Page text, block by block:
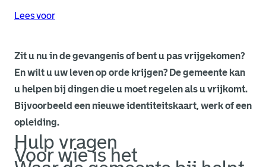
Lees voor
Zit u nu in de gevangenis of bent u pas vrijgekomen?
En wilt u uw leven op orde krijgen? De gemeente kan
u helpen bij dingen die u moet regelen als u vrijkomt.
Bijvoorbeeld een nieuwe identiteitskaart, werk of een
opleiding.
Hulp vragen
Voor wie is het